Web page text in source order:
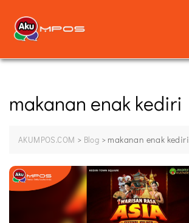
makanan enak kediri
AKUMPOS.COM > Blog > makanan enak kediri